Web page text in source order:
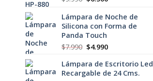
original
era:
$9.990.
actual
es:
Lámpara de Noche de
Silicona con Forma de
Panda Touch
$7.990 El
original
era:
$4.990El
actual
es:
Lámpara de Escritorio Led
Recargable de 24 Cms.